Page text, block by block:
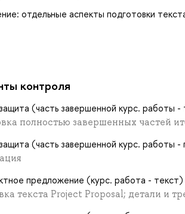
отдельные аспекты подготовки
контроля
(часть завершенной курс. работы
полностью завершенных частей
(часть завершенной курс. работы -
предложение (курс. работа -
текста Project Proposal; детали и